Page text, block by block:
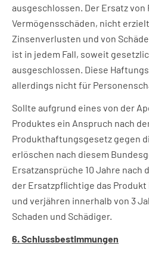
ausgeschlossen. Der Ersatz von
Vermögensschäden, nicht
Zinsenverlusten und von
ist in jedem Fall, soweit
ausgeschlossen. Diese
allerdings nicht für
Sollte aufgrund eines von der
Produktes ein Anspruch nach
Produkthaftungsgesetz gegen
erlöschen nach diesem
Ersatzansprüche 10 Jahre nach
der Ersatzpflichtige das
und verjähren innerhalb von 3
Schaden und Schädiger.
6. Schlussbestimmungen